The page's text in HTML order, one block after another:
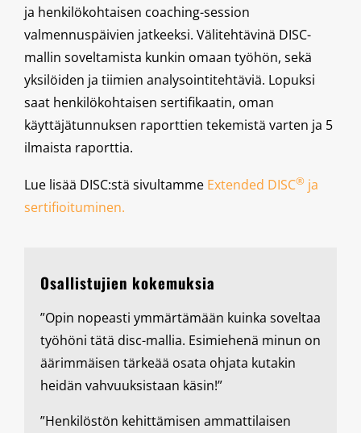
ja henkilökohtaisen coaching-session
valmennuspäivien jatkeeksi. Välitehtävinä DISC-
mallin soveltamista kunkin omaan työhön, sekä
yksilöiden ja tiimien analysointitehtäviä. Lopuksi
saat henkilökohtaisen sertifikaatin, oman
käyttäjätunnuksen raporttien tekemistä varten ja 5
ilmaista raporttia.
Lue lisää DISC:stä sivultamme Extended DISC® ja
sertifioituminen.
Osallistujien kokemuksia
”Opin nopeasti ymmärtämään kuinka soveltaa
työhöni tätä disc-mallia. Esimiehenä minun on
äärimmäisen tärkeää osata ohjata kutakin
heidän vahvuuksistaan käsin!”
”Henkilöstön kehittämisen ammattilaisen